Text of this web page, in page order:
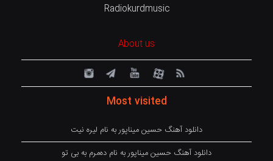
Radiokurdmusic
About us
Most visited
دانلود آهنگ حسین میناپور به نام لیره نیت
دانلود آهنگ حسین میناپور به نام دەمرم بە بی تو